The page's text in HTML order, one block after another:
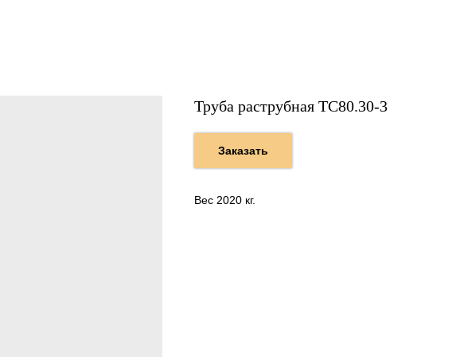
Труба раструбная ТС80.30-3
Заказать
Вес 2020 кг.